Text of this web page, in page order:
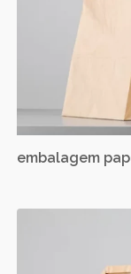
embalagem